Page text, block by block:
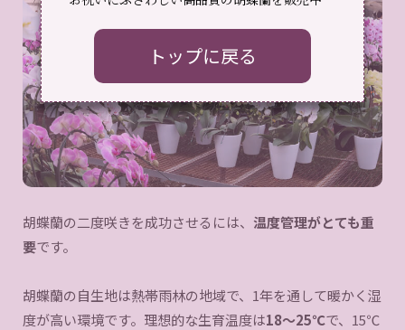
トップに戻る
胡蝶蘭の二度咲きを成功させるには、 温度管理がとても重
要です。
胡蝶蘭の自生地は熱帯雨林の地域で、1年を通して暖かく湿
度が高い環境です。理想的な生育温度は18〜25℃で、15℃